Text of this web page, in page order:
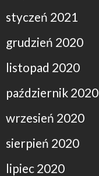
styczeń 2021
grudzień 2020
listopad 2020
październik 2020
wrzesień 2020
sierpień 2020
lipiec 2020